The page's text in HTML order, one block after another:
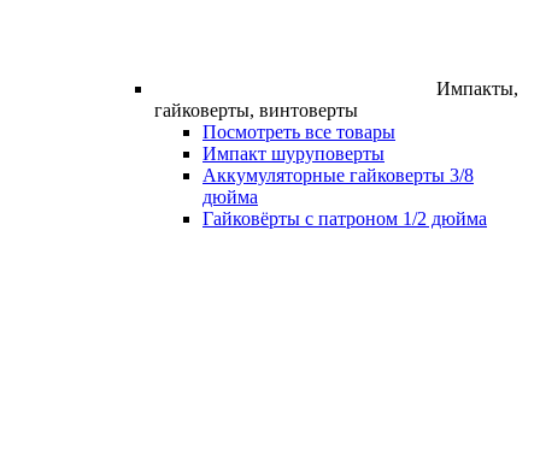
Импакты,
гайковерты, винтоверты
Посмотреть все товары
Импакт шуруповерты
Аккумуляторные гайковерты 3/8
дюйма
Гайковёрты с патроном 1/2 дюйма